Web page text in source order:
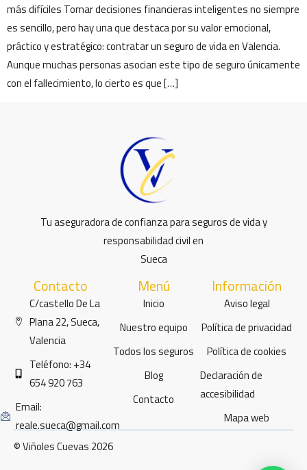
más difíciles Tomar decisiones financieras inteligentes no siempre
es sencillo, pero hay una que destaca por su valor emocional,
práctico y estratégico: contratar un seguro de vida en Valencia.
Aunque muchas personas asocian este tipo de seguro únicamente
con el fallecimiento, lo cierto es que […]
Tu aseguradora de confianza para seguros de vida y
responsabilidad civil en
Sueca
Contacto
C/castello De La
Plana 22, Sueca,
Valencia
Teléfono: +34
654 920 763
Email:
reale.sueca@gmail.com
Menú
Inicio
Nuestro equipo
Todos los seguros
Blog
Contacto
Información
Aviso legal
Política de privacidad
Política de cookies
Declaración de
accesibilidad
Mapa web
© Viñoles Cuevas 2026